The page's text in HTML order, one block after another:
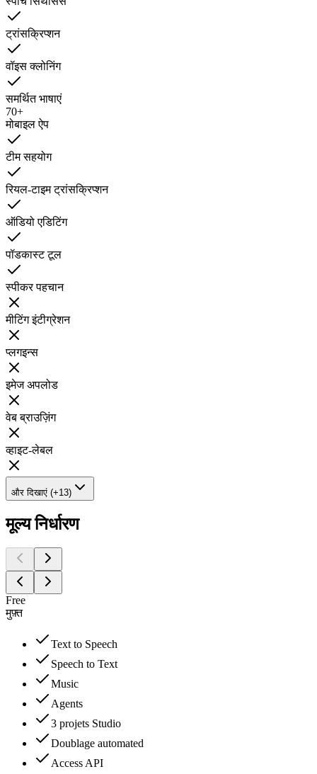
ट्रांसक्रिप्शन
वॉइस क्लोनिंग
समर्थित भाषाएं
70+
मोबाइल ऐप
टीम सहयोग
रियल-टाइम ट्रांसक्रिप्शन
ऑडियो एडिटिंग
पॉडकास्ट टूल
स्पीकर पहचान
मीटिंग इंटीग्रेशन
प्लगइन्स
इमेज अपलोड
वेब ब्राउज़िंग
व्हाइट-लेबल
और दिखाएं (+13)
मूल्य निर्धारण
Free
मुफ़्त
Text to Speech
Speech to Text
Music
Agents
3 projets Studio
Doublage automated
Access API